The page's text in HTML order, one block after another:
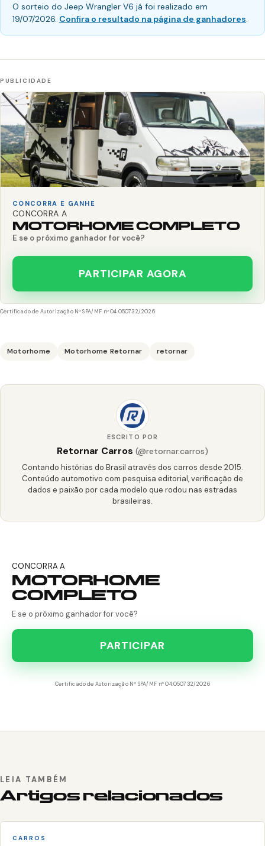
O sorteio do Jeep Wrangler V6 já foi realizado em
19/07/2026. Confira o resultado na página de ganhadores.
CONCORRA E GANHE
CONCORRA A
MOTORHOME COMPLETO
E se o próximo ganhador for você?
PARTICIPAR AGORA
Certificado de Autorização Nº SPA/MF nº 04.050732/2026
Motorhome Motorhome Retornar retornar
ESCRITO POR
Retornar Carros (@retornar.carros)
Contando histórias do Brasil através dos carros desde 2015.
Conteúdo automotivo com pesquisa editorial, verificação de
dados e paixão por cada modelo que rodou nas estradas
brasileiras.
CONCORRA A
MOTORHOME
COMPLETO
E se o próximo ganhador for você?
PARTICIPAR
Certificado de Autorização Nº SPA/MF nº 04.050732/2026
LEIA TAMBÉM
Artigos relacionados
CARROS